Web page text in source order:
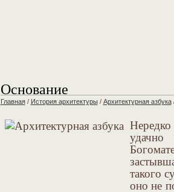
Основание
Главная/ История архитектуры/ Архитектурная азбука
удачно
такого
оно не